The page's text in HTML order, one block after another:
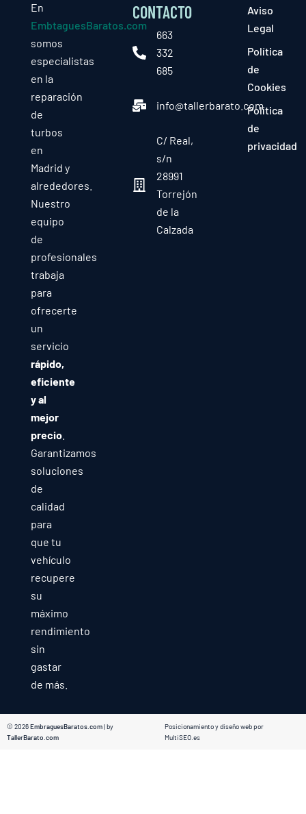
En
EmbtaguesBaratos.com
somos
especialistas
en la
reparación
de
turbos
en
Madrid y
alrededores.
Nuestro
equipo
de
profesionales
trabaja
para
ofrecerte
un
servicio
rápido,
eficiente
y al
mejor
precio.
Garantizamos
soluciones
de
calidad
para
que tu
vehículo
recupere
su
máximo
rendimiento
sin
gastar
de más.
CONTACTO
663
332
685
info@tallerbarato.com
C/ Real,
s/n
28991
Torrejón
de la
Calzada
Aviso
Legal
Política
de
Cookies
Política
de
privacidad
© 2026EmbraguesBaratos.com| by
TallerBarato.com
Posicionamiento y diseño web por
MultiSEO.es